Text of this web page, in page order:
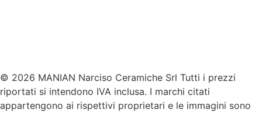
© 2026 MANIAN Narciso Ceramiche Srl Tutti i prezzi
riportati si intendono IVA inclusa. I marchi citati
appartengono ai rispettivi proprietari e le immagini sono